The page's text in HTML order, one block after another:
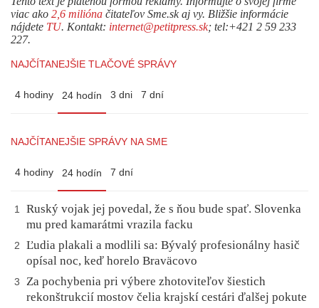
viac ako 2,6 milióna čitateľov Sme.sk aj vy. Bližšie informácie
nájdete TU. Kontakt: internet@petitpress.sk; tel:+421 2 59 233
227.
NAJČÍTANEJŠIE TLAČOVÉ SPRÁVY
4 hodiny 24 hodín 3 dni 7 dní
NAJČÍTANEJŠIE SPRÁVY NA SME
4 hodiny 24 hodín 7 dní
1
Ruský vojak jej povedal, že s ňou bude spať. Slovenka
mu pred kamarátmi vrazila facku
2
Ľudia plakali a modlili sa: Bývalý profesionálny hasič
opísal noc, keď horelo Braväcovo
3
Za pochybenia pri výbere zhotoviteľov šiestich
rekonštrukcií mostov čelia krajskí cestári ďalšej pokute